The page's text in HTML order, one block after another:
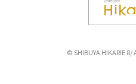
© SHIBUYA HIKARIE 8/